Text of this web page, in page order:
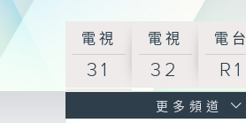
電視
31
電視
32
電台
R1
更多頻道